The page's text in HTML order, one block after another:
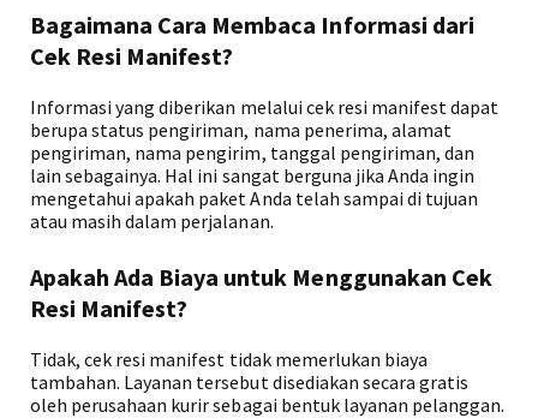
Bagaimana Cara Membaca Informasi dari
Cek Resi Manifest?
Informasi yang diberikan melalui cek resi manifest dapat
berupa status pengiriman, nama penerima, alamat
pengiriman, nama pengirim, tanggal pengiriman, dan
lain sebagainya. Hal ini sangat berguna jika Anda ingin
mengetahui apakah paket Anda telah sampai di tujuan
atau masih dalam perjalanan.
Apakah Ada Biaya untuk Menggunakan Cek
Resi Manifest?
Tidak, cek resi manifest tidak memerlukan biaya
tambahan. Layanan tersebut disediakan secara gratis
oleh perusahaan kurir sebagai bentuk layanan pelanggan.